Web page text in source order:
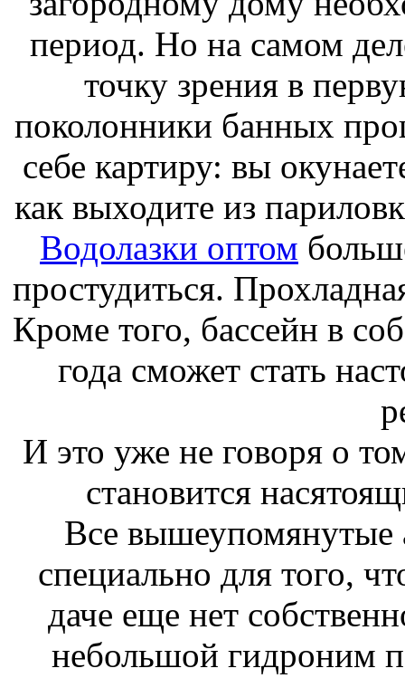
период. Но на самом
точку зрения в
поколонники банных
себе картиру: вы
как выходите из
Водолазки оптом
простудиться.
Кроме того, бассейн в
года сможет стать
И это уже не говоря о
становится
Все вышеупомянутые
специально для того,
даче еще нет
небольшой гидроним